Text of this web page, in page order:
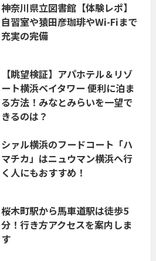
神奈川県立図書館【体験レポ】
自習室や猿田彦珈琲やWi-Fiまで
充実の完備
【眺望検証】アパホテル＆リゾ
ート横浜ベイタワー 便利に泊ま
る方法！みなとみらいを一望で
きるのは？
シァル横浜のフードコート「ハ
マチカ」はニュウマン横浜へ行
く人にもおすすめ！
桜木町駅から馬車道駅は徒歩5
分！行き方アクセスを案内しま
す